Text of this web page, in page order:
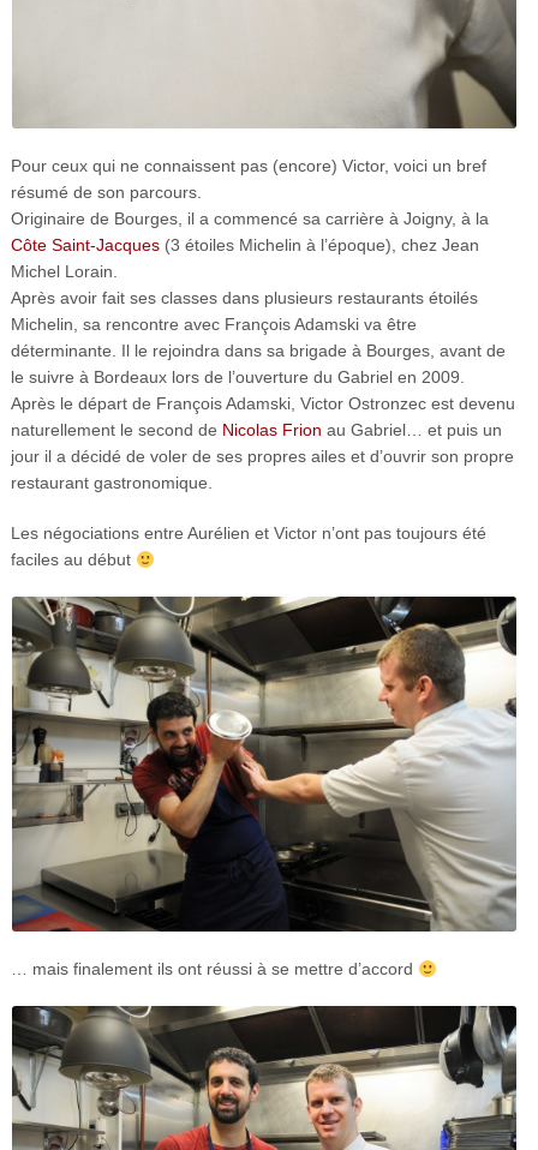
Pour ceux qui ne connaissent pas (encore) Victor, voici un bref
résumé de son parcours.
Originaire de Bourges, il a commencé sa carrière à Joigny, à la
Côte Saint-Jacques(3 étoiles Michelin à l’époque), chez Jean
Michel Lorain.
Après avoir fait ses classes dans plusieurs restaurants étoilés
Michelin, sa rencontre avec François Adamski va être
déterminante. Il le rejoindra dans sa brigade à Bourges, avant de
le suivre à Bordeaux lors de l’ouverture du Gabriel en 2009.
Après le départ de François Adamski, Victor Ostronzec est devenu
naturellement le second de Nicolas Frion au Gabriel… et puis un
jour il a décidé de voler de ses propres ailes et d’ouvrir son propre
restaurant gastronomique.
Les négociations entre Aurélien et Victor n’ont pas toujours été
faciles au début
… mais finalement ils ont réussi à se mettre d’accord